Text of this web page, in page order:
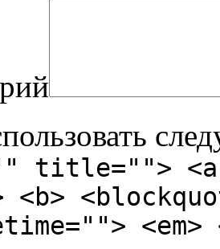
title="">